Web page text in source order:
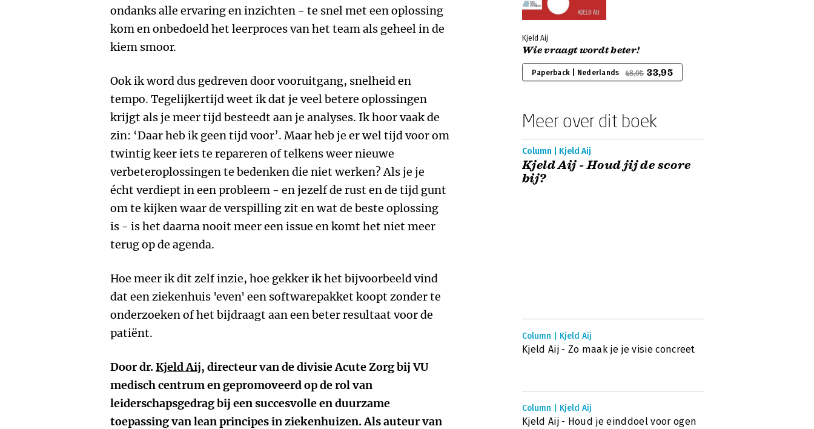
ondanks alle ervaring en inzichten ‒ te snel met een oplossing
kom en onbedoeld het leerproces van het team als geheel in de
kiem smoor.
Ook ik word dus gedreven door vooruitgang, snelheid en
tempo. Tegelijkertijd weet ik dat je veel betere oplossingen
krijgt als je meer tijd besteedt aan je analyses. Ik hoor vaak de
zin: ‘Daar heb ik geen tijd voor’. Maar heb je er wel tijd voor om
twintig keer iets te repareren of telkens weer nieuwe
verbeteroplossingen te bedenken die niet werken? Als je je
écht verdiept in een probleem ‒ en jezelf de rust en de tijd gunt
om te kijken waar de verspilling zit en wat de beste oplossing
is ‒ is het daarna nooit meer een issue en komt het niet meer
terug op de agenda.
Hoe meer ik dit zelf inzie, hoe gekker ik het bijvoorbeeld vind
dat een ziekenhuis 'even' een softwarepakket koopt zonder te
onderzoeken of het bijdraagt aan een beter resultaat voor de
patiënt.
Door dr.Kjeld Aij, directeur van de divisie Acute Zorg bij VU
medisch centrum en gepromoveerd op de rol van
leiderschapsgedrag bij een succesvolle en duurzame
toepassing van lean principes in ziekenhuizen. Als auteur van
Kjeld Aij
Wie vraagt wordt beter!
Paperback | Nederlands 48,95 33,95
Meer over dit boek
Column | Kjeld Aij
Kjeld Aij - Houd jij de score
bij?
Column | Kjeld Aij
Kjeld Aij - Zo maak je je visie concreet
Column | Kjeld Aij
Kjeld Aij - Houd je einddoel voor ogen